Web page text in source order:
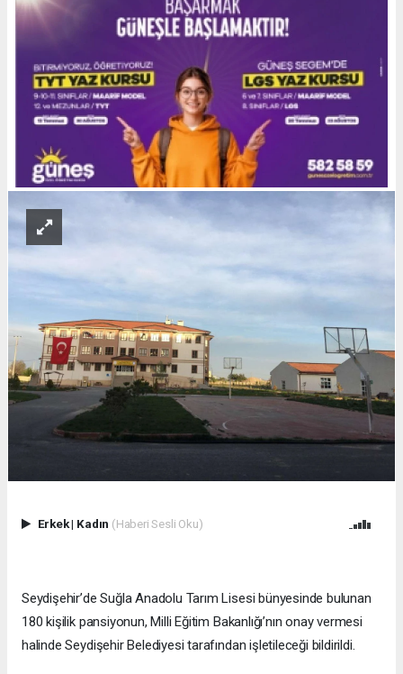
Erkek| Kadın (Haberi Sesli Oku)
Seydişehir’de Suğla Anadolu Tarım Lisesi bünyesinde bulunan
180 kişilik pansiyonun, Milli Eğitim Bakanlığı’nın onay vermesi
halinde Seydişehir Belediyesi tarafından işletileceği bildirildi.